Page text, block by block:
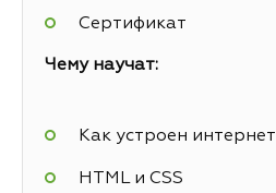
Сертификат
Чему научат:
Как устроен интернет
HTML и CSS